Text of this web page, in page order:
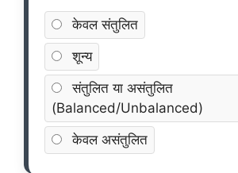
केवल संतुलित
शून्य
संतुलित या असंतुलित
(Balanced/Unbalanced)
केवल असंतुलित